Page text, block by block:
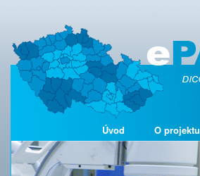
Úvod O projektu